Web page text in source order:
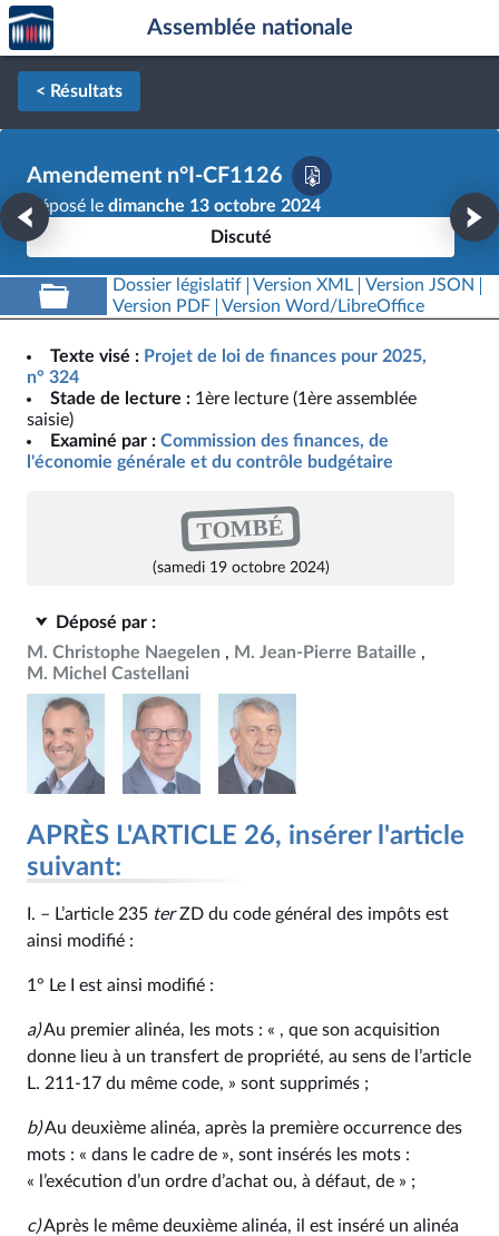
Aller au contenu
Aller en bas de la page
Accèder
à la
page
d'accueil
Assemblée nationale
< Résultats
Amendement n°I-CF1126
Déposé le dimanche 13 octobre 2024
Discuté
Dossier législatif Version XML
Version JSON
Version PDF
Version Word/LibreOffice
Texte visé : Projet de loi de finances pour 2025,
n° 324
Stade de lecture : 1ère lecture (1ère assemblée
saisie)
Examiné par : Commission des finances, de
l'économie générale et du contrôle budgétaire
TOMBÉ
(samedi 19 octobre 2024)
Déposé par :
M. Christophe Naegelen
M. Jean-Pierre Bataille
M. Michel Castellani
APRÈS L'ARTICLE 26, insérer l'article
suivant:
I. – L’article 235 terZD du code général des impôts est
ainsi modifié :
1° Le I est ainsi modifié :
a)Au premier alinéa, les mots : « , que son acquisition
donne lieu à un transfert de propriété, au sens de l’article
L. 211‑17 du même code, » sont supprimés ;
b)Au deuxième alinéa, après la première occurrence des
mots : « dans le cadre de », sont insérés les mots :
« l’exécution d’un ordre d’achat ou, à défaut, de » ;
c)Après le même deuxième alinéa, il est inséré un alinéa